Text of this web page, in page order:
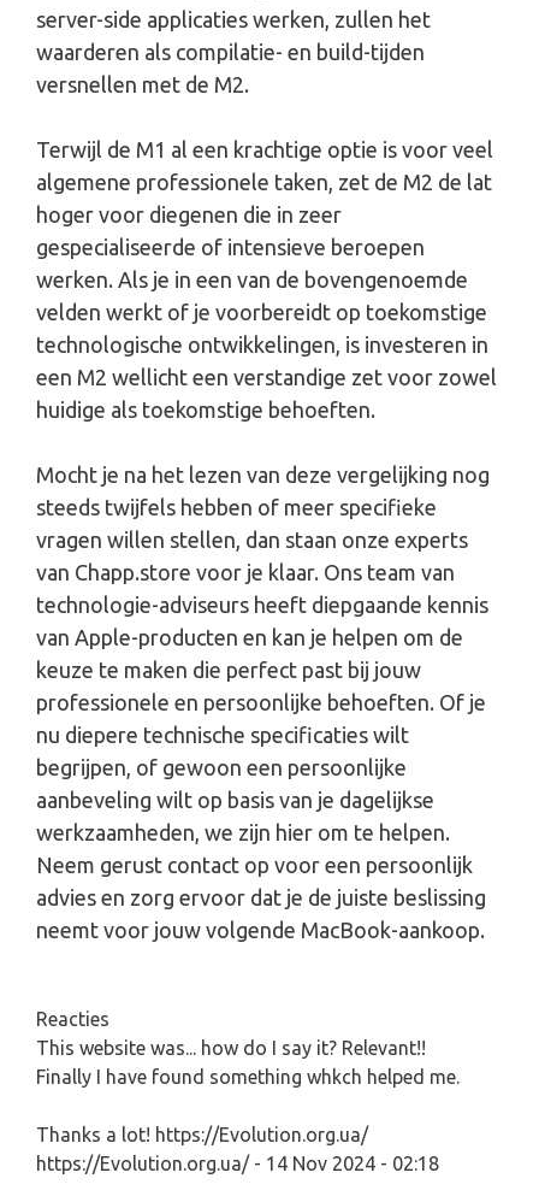
server-side applicaties werken, zullen het
waarderen als compilatie- en build-tijden
versnellen met de M2.
Terwijl de M1 al een krachtige optie is voor veel
algemene professionele taken, zet de M2 de lat
hoger voor diegenen die in zeer
gespecialiseerde of intensieve beroepen
werken. Als je in een van de bovengenoemde
velden werkt of je voorbereidt op toekomstige
technologische ontwikkelingen, is investeren in
een M2 wellicht een verstandige zet voor zowel
huidige als toekomstige behoeften.
Mocht je na het lezen van deze vergelijking nog
steeds twijfels hebben of meer specifieke
vragen willen stellen, dan staan onze experts
van Chapp.store voor je klaar. Ons team van
technologie-adviseurs heeft diepgaande kennis
van Apple-producten en kan je helpen om de
keuze te maken die perfect past bij jouw
professionele en persoonlijke behoeften. Of je
nu diepere technische specificaties wilt
begrijpen, of gewoon een persoonlijke
aanbeveling wilt op basis van je dagelijkse
werkzaamheden, we zijn hier om te helpen.
Neem gerust contact op voor een persoonlijk
advies en zorg ervoor dat je de juiste beslissing
neemt voor jouw volgende MacBook-aankoop.
Reacties
This website was... how do I say it? Relevant!!
Finally I have found something whkch helped me.
Thanks a lot! https://Evolution.org.ua/
https://Evolution.org.ua/- 14 Nov 2024 - 02:18